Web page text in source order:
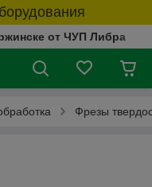
от ЧУП Либра
Фрезы